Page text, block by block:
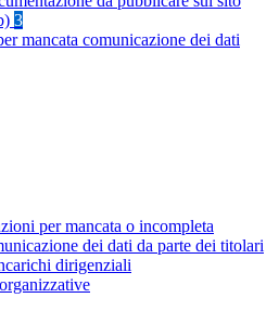
3
mancata comunicazione dei dati
per mancata o incompleta
dei dati da parte dei titolari
dirigenziali